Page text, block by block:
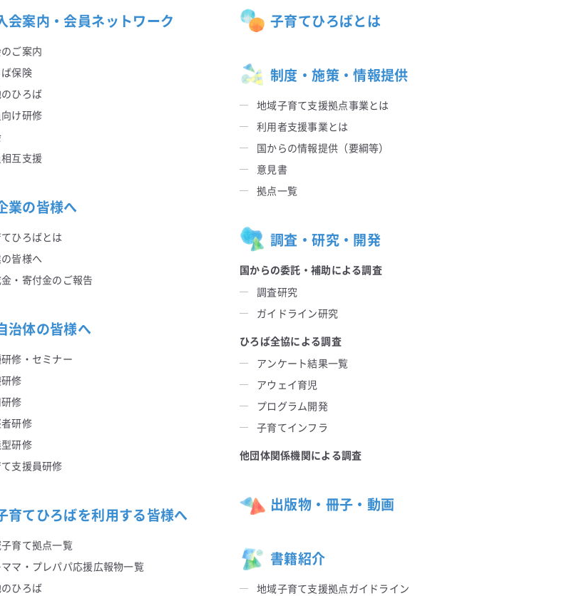
会案内・会員ネットワーク
ご案内
保険
ひろば
け研修
互支援
業の皆様へ
ひろばとは
皆様へ
・寄付金のご報告
治体の皆様へ
修・セミナー
修
修
研修
研修
支援員研修
育てひろばを利用する皆様へ
育て拠点一覧
ママ・プレパパ応援広報物一覧
ひろば
子育てひろばとは
制度・施策・情報提供
地域子育て支援拠点事業とは
利用者支援事業とは
国からの情報提供（要綱等）
意見書
拠点一覧
調査・研究・開発
国からの委託・補助による調査
調査研究
ガイドライン研究
ひろば全協による調査
アンケート結果一覧
アウェイ育児
プログラム開発
子育てインフラ
他団体関係機関による調査
出版物・冊子・動画
書籍紹介
地域子育て支援拠点ガイドライン